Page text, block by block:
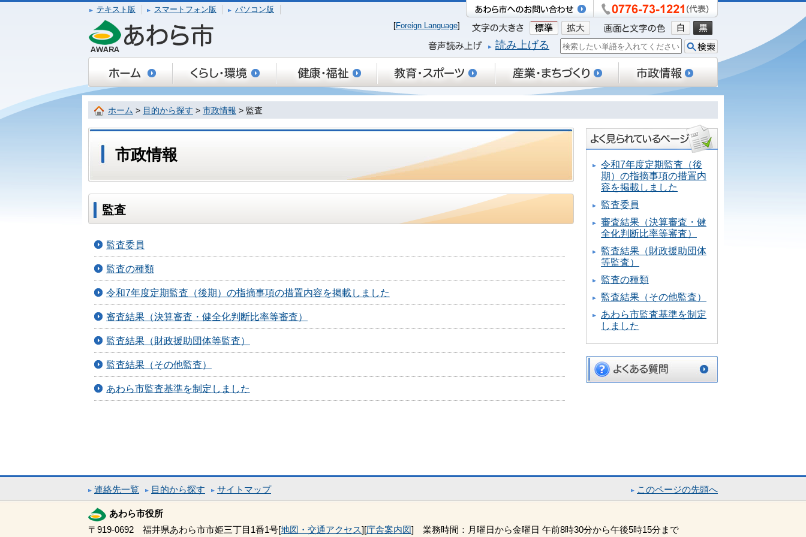
テキスト版 スマートフォン版
パソコン版
[Foreign Language]
読み上げる
ホーム > 目的から探す > 市政情報 > 監査
市政情報
監査
監査委員
監査の種類
令和7年度定期監査（後期）の指摘事項の措置内容を掲載しました
審査結果（決算審査・健全化判断比率等審査）
監査結果（財政援助団体等監査）
監査結果（その他監査）
あわら市監査基準を制定しました
令和7年度定期監査（後
期）の指摘事項の措置内
容を掲載しました
監査委員
審査結果（決算審査・健
全化判断比率等審査）
監査結果（財政援助団体
等監査）
監査の種類
監査結果（その他監査）
あわら市監査基準を制定
しました
連絡先一覧 目的から探す サイトマップ このページの先頭へ
あわら市役所
〒919-0692 福井県あわら市市姫三丁目1番1号[地図・交通アクセス][庁舎案内図] 業務時間：月曜日から金曜日 午前8時30分から午後5時15分まで